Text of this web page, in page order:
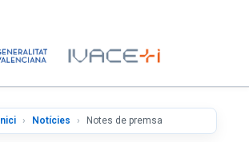
Inici Notícies Notes de premsa